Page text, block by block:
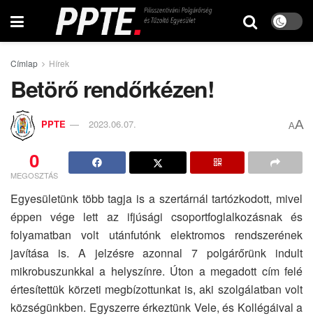
Címlap Hírek
Betörő rendőrkézen!
PPTE 2023.06.07. AA
0
MEGOSZTÁS
Egyesületünk több tagja is a szertárnál tartózkodott, mivel
éppen vége lett az ifjúsági csoportfoglalkozásnak és
folyamatban volt utánfutónk elektromos rendszerének
javítása is. A jelzésre azonnal 7 polgárőrünk indult
mikrobuszunkkal a helyszínre. Úton a megadott cím felé
értesítettük körzeti megbízottunkat is, aki szolgálatban volt
községünkben. Egyszerre érkeztünk Vele, és Kollégáival a